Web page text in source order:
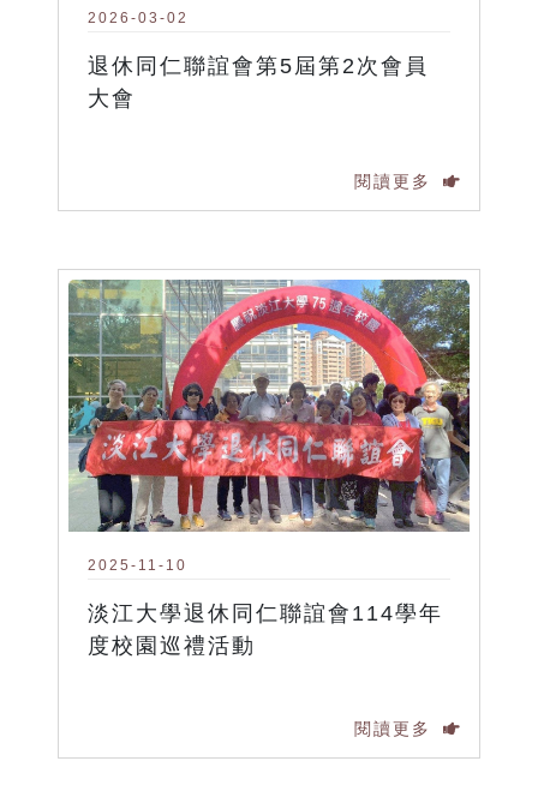
2026-03-02
退休同仁聯誼會第5屆第2次會員
大會
閱讀更多
2025-11-10
淡江大學退休同仁聯誼會114學年
度校園巡禮活動
閱讀更多